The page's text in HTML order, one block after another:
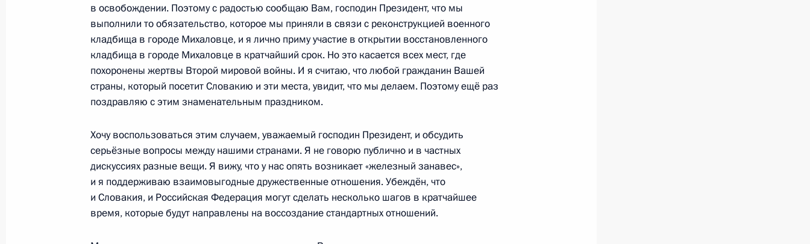
9 мая 2026 года, 13:40 Москва, Кремль
Приём от имени Президента России по случаю Дня Победы
9 мая 2026 года, 11:40 Москва, Кремль
Возложение цветов к Могиле Неизвестного Солдата
Москва
Парад Победы на Красной площади
в освобождении. Поэтому с радостью сообщаю Вам, господин Президент, что мы
выполнили то обязательство, которое мы приняли в связи с реконструкцией военного
кладбища в городе Михаловце, и я лично приму участие в открытии восстановленного
кладбища в городе Михаловце в кратчайший срок. Но это касается всех мест, где
похоронены жертвы Второй мировой войны. И я считаю, что любой гражданин Вашей
страны, который посетит Словакию и эти места, увидит, что мы делаем. Поэтому ещё раз
поздравляю с этим знаменательным праздником.
Хочу воспользоваться этим случаем, уважаемый господин Президент, и обсудить
серьёзные вопросы между нашими странами. Я не говорю публично и в частных
дискуссиях разные вещи. Я вижу, что у нас опять возникает «железный занавес»,
и я поддерживаю взаимовыгодные дружественные отношения. Убеждён, что
и Словакия, и Российская Федерация могут сделать несколько шагов в кратчайшее
время, которые будут направлены на воссоздание стандартных отношений.